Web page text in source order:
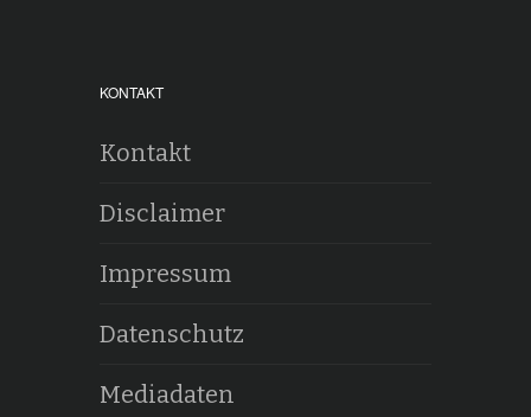
KONTAKT
Kontakt
Disclaimer
Impressum
Datenschutz
Mediadaten